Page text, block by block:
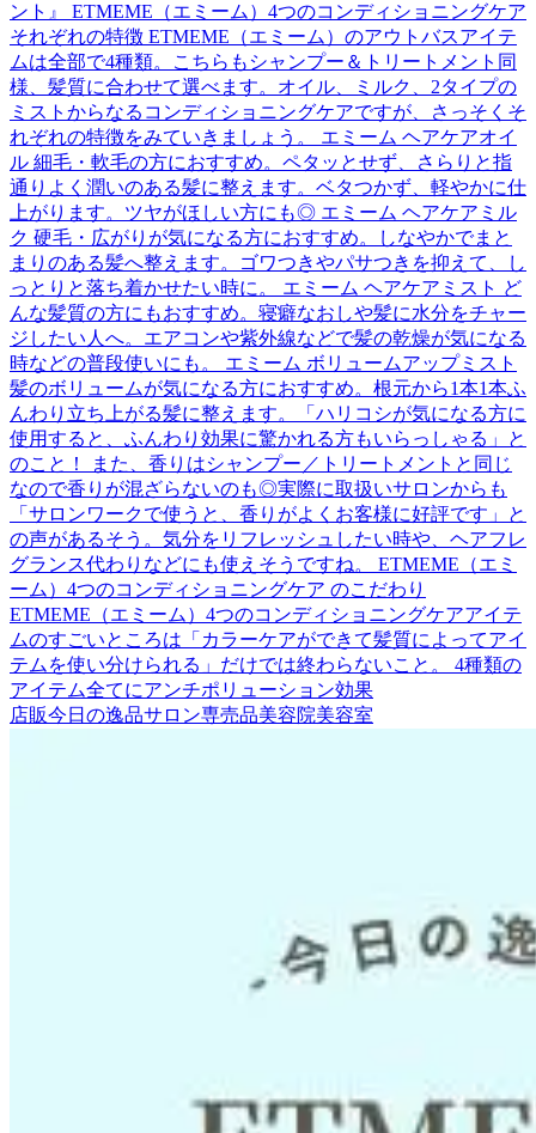
ント』 ETMEME（エミーム）4つのコンディショニングケア
それぞれの特徴 ETMEME（エミーム）のアウトバスアイテ
ムは全部で4種類。こちらもシャンプー＆トリートメント同
様、髪質に合わせて選べます。オイル、ミルク、2タイプの
ミストからなるコンディショニングケアですが、さっそくそ
れぞれの特徴をみていきましょう。 エミーム ヘアケアオイ
ル 細毛・軟毛の方におすすめ。ペタッとせず、さらりと指
通りよく潤いのある髪に整えます。ベタつかず、軽やかに仕
上がります。ツヤがほしい方にも◎ エミーム ヘアケアミル
ク 硬毛・広がりが気になる方におすすめ。しなやかでまと
まりのある髪へ整えます。ゴワつきやパサつきを抑えて、し
っとりと落ち着かせたい時に。 エミーム ヘアケアミスト ど
んな髪質の方にもおすすめ。寝癖なおしや髪に水分をチャー
ジしたい人へ。エアコンや紫外線などで髪の乾燥が気になる
時などの普段使いにも。 エミーム ボリュームアップミスト
髪のボリュームが気になる方におすすめ。根元から1本1本ふ
んわり立ち上がる髪に整えます。「ハリコシが気になる方に
使用すると、ふんわり効果に驚かれる方もいらっしゃる」と
のこと！ また、香りはシャンプー／トリートメントと同じ
なので香りが混ざらないのも◎実際に取扱いサロンからも
「サロンワークで使うと、香りがよくお客様に好評です」と
の声があるそう。気分をリフレッシュしたい時や、ヘアフレ
グランス代わりなどにも使えそうですね。 ETMEME（エミ
ーム）4つのコンディショニングケア のこだわり
ETMEME（エミーム）4つのコンディショニングケアアイテ
ムのすごいところは「カラーケアができて髪質によってアイ
テムを使い分けられる」だけでは終わらないこと。 4種類の
アイテム全てにアンチポリューション効果
店販今日の逸品サロン専売品美容院美容室